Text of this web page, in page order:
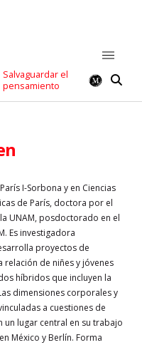
Salvaguardar el
pensamiento
I-Sorbona y en Ciencias
de París, doctora por el
UNAM, posdoctorado en el
Es investigadora
proyectos de
relación de niñes y jóvenes
híbridos que incluyen la
dimensiones corporales y
a cuestiones de
lugar central en su trabajo
México y Berlín. Forma